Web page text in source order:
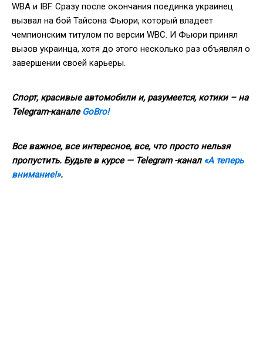
WBA и IBF. Сразу после окончания поединка украинец
вызвал на бой Тайсона Фьюри, который владеет
чемпионским титулом по версии WBC. И Фьюри принял
вызов украинца, хотя до этого несколько раз объявлял о
завершении своей карьеры.
Спорт, красивые автомобили и, разумеется, котики – на
Telegram-канале GoBro!
Все важное, все интересное, все, что просто нельзя
пропустить. Будьте в курсе — Telegram -канал «А теперь
внимание!».